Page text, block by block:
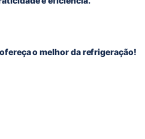
o melhor da refrigeração!